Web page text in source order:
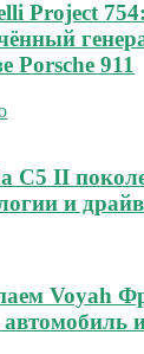
Project
Porsche 911
C5 II
и
Voyah
автомобиль